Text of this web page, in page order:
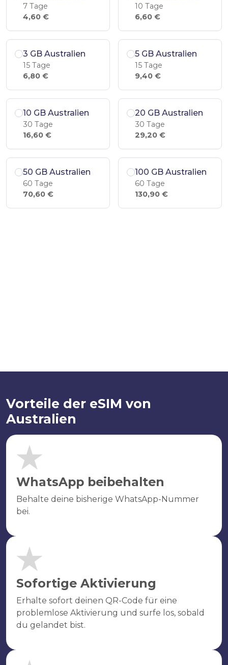
7 Tage
4,60 €
10 Tage
6,60 €
3 GB Australien
15 Tage
6,80 €
5 GB Australien
15 Tage
9,40 €
10 GB Australien
30 Tage
16,60 €
20 GB Australien
30 Tage
29,20 €
50 GB Australien
60 Tage
70,60 €
100 GB Australien
60 Tage
130,90 €
Vorteile der eSIM von
Australien
WhatsApp beibehalten
Behalte deine bisherige WhatsApp-Nummer
bei.
Sofortige Aktivierung
Erhalte sofort deinen QR-Code für eine
problemlose Aktivierung und surfe los, sobald
du gelandet bist.